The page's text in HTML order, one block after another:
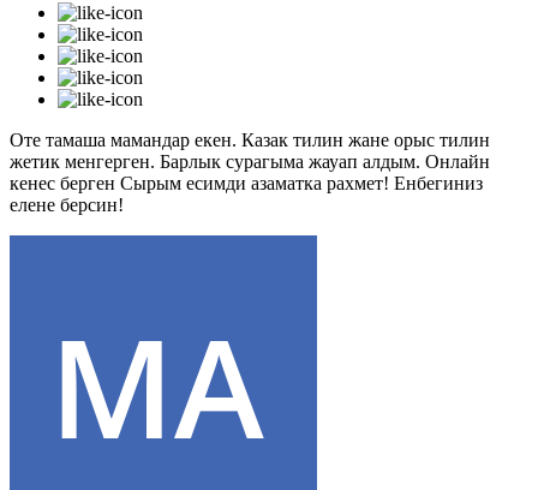
Оте тамаша мамандар екен. Казак тилин жане орыс тилин
жетик менгерген. Барлык сурагыма жауап алдым. Онлайн
кенес берген Сырым есимди азаматка рахмет! Енбегиниз
елене берсин!